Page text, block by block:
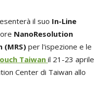
il suo In-Line
NanoResolution
(MRS) per l'ispezione e le
Taiwan il 21-23 aprile
Center di Taiwan allo